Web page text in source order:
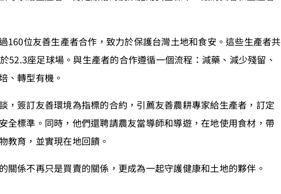
160位友善生產者合作，致力於保護台灣土地和食安。這些生產者共
52.3座足球場。與生產者的合作遵循一個流程：減藥、減少殘留、
、轉型有機。
，簽訂友善環境為指標的合約，引薦友善農耕專家給生產者，訂定
全標準。同時，他們還聘請農友當導師和導遊，在地使用食材，帶
教育，並實現在地回饋。
關係不再只是買賣的關係，更成為一起守護健康和土地的夥伴。